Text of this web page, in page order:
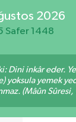
2026
Safer 1448
Dini inkâr eder.
yoksula yemek
(Mâûn Sûresi,